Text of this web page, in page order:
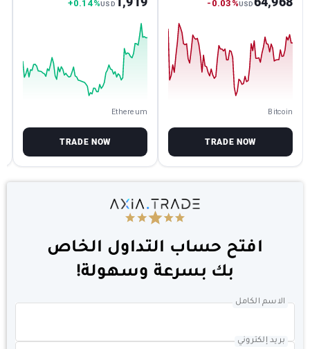
USD
-0.03%
Bitcoin
TRADE NOW
USD
+0.14%
Ethereum
TRADE NOW
افتح حساب التداول الخاص
بك بسرعة وسهولة!
الاسم الكامل
بريد إلكتروني